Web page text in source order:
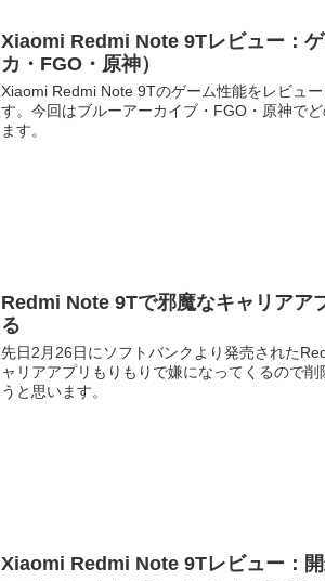
Xiaomi Redmi Note 9Tレビュー：
カ・FGO・原神）
Xiaomi Redmi Note 9Tのゲーム性能をレビュ
す。今回はブルーアーカイブ・FGO・原神で
ます。
Redmi Note 9Tで邪魔なキャリアア
る
先日2月26日にソフトバンクより発売された
ャリアアプリもりもりで嫌になってくるので削
うと思います。
Xiaomi Redmi Note 9Tレビュー：